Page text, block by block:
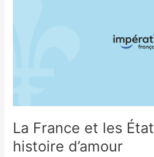
La France et les
histoire d’amour
d’amour